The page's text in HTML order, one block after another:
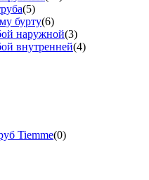
(5)
бурту(6)
наружной(3)
внутренней(4)
Tiemme(0)